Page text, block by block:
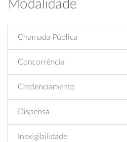
Modalidade
Chamada Pública
Concorrência
Credenciamento
Dispensa
Inexigibilidade